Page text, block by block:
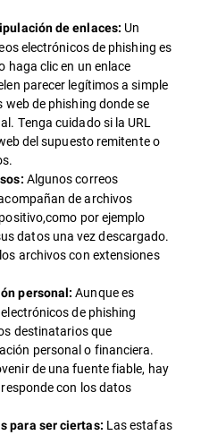
de enlaces: Un
electrónicos de phishing es
haga clic en un enlace
parecer legítimos a simple
de phishing donde se
Tenga cuidado si la URL
del supuesto remitente o
Algunos correos
de archivos
por ejemplo
datos una vez descargado.
archivos con extensiones
personal: Aunque es
de phishing
destinatarios que
personal o financiera.
de una fuente fiable, hay
con los datos
para ser ciertas: Las estafas